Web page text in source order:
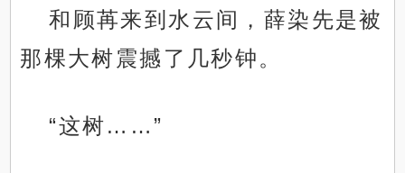
和顾苒来到水云间，薛染先是被
那棵大树震撼了几秒钟。
“这树……”